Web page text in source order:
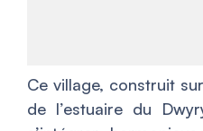
Ce village, construit
de l’estuaire du